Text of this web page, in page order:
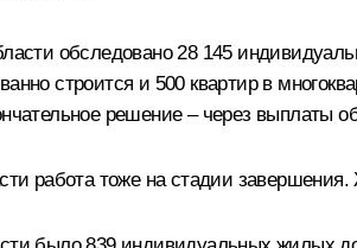
обследовано 28 145
строится и 500 квартир в
решение – через выплаты
работа тоже на стадии